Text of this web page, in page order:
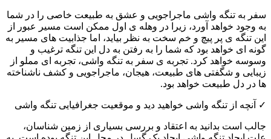
سفر به تنگه واشی ماجراجویی و عشق به طبیعت خاصی را در شما
به وجود خواهد آورد، زیرا در وهله ی اول ممکن است مسیر عبور از
این تنگه ی پر پیچ و خم سخت به نظر بیاید، اما جذابیت های مسیر به
گونه ای خواهد بود که شما را به رفتن به دل این تنگه ترغیب و
وسوسه خواهد کرد. تجربه ی سفر به تنگه واشی، تجربه ای مملو از
زیبایی و شگفتی های طبیعت، هیجان، ماجراجویی و کشف ناشناخته
ها در دل طبیعت خواهد بود.
✓ آنچه از تنگه واشی خواهید دید و موقعیت جغرافیایی تنگه واشی
جالب است بدانید به اعتقاد و بررسی بسیاری از زمین شناسان،